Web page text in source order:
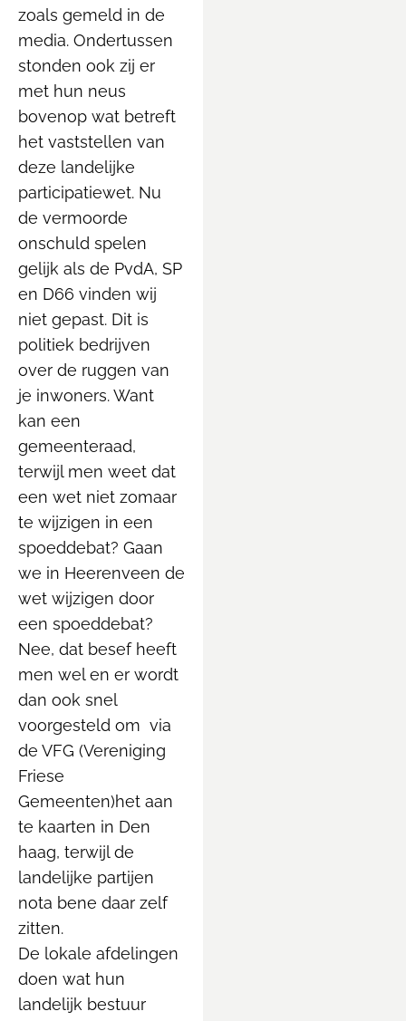
zoals gemeld in de
media. Ondertussen
stonden ook zij er
met hun neus
bovenop wat betreft
het vaststellen van
deze landelijke
participatiewet. Nu
de vermoorde
onschuld spelen
gelijk als de PvdA, SP
en D66 vinden wij
niet gepast. Dit is
politiek bedrijven
over de ruggen van
je inwoners. Want
kan een
gemeenteraad,
terwijl men weet dat
een wet niet zomaar
te wijzigen in een
spoeddebat? Gaan
we in Heerenveen de
wet wijzigen door
een spoeddebat?
Nee, dat besef heeft
men wel en er wordt
dan ook snel
voorgesteld om via
de VFG (Vereniging
Friese
Gemeenten)het aan
te kaarten in Den
haag, terwijl de
landelijke partijen
nota bene daar zelf
zitten.
De lokale afdelingen
doen wat hun
landelijk bestuur